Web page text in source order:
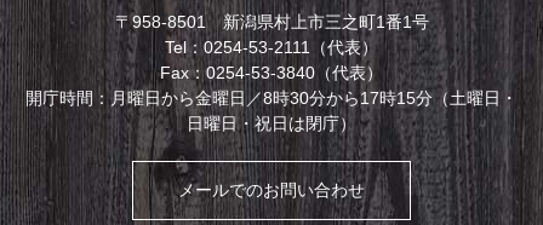
〒958-8501 新潟県村上市三之町1番1号
Tel：0254-53-2111（代表）
Fax：0254-53-3840（代表）
開庁時間：月曜日から金曜日／8時30分から17時15分（土曜日・
日曜日・祝日は閉庁）
メールでのお問い合わせ